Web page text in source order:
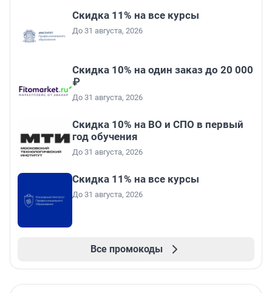
Скидка 11% на все курсы
До 31 августа, 2026
Скидка 10% на один заказ до 20 000
₽
До 31 августа, 2026
Скидка 10% на ВО и СПО в первый
год обучения
До 31 августа, 2026
Скидка 11% на все курсы
До 31 августа, 2026
Все промокоды